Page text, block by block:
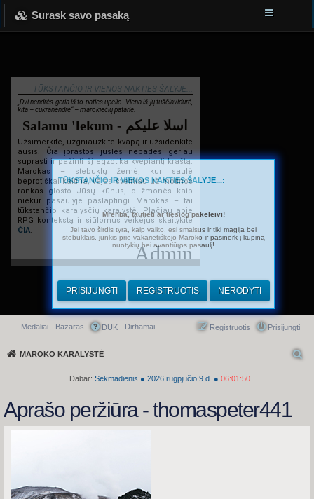
Surask savo pasaką
TŪKSTANČIO IR VIENOS NAKTIES ŠALYJE...
„Dvi nendrės geria iš to paties upelio. Viena iš jų tuščiavidurė,
kita – cukranendrė“ – marokiečių patarlė.
Salamu 'lekum - اسلا عليكم
Užsimerkite, užgniaužkite kvapą ir užsidenkite
ausis. Čia įprastos juslės nepadės geriau
suprasti ir pažinti šį egzotika kvepiantį kraštą.
Marokas – stebuklų žemė, kur saulė
beprotiškai kaitina, vėjas švelniau už motinos
rankas glosto Jūsų kūnus, o žmonės kaip
niekur pasaulyje paslaptingi. Marokas – tai
tūkstančio karalysčių karalystė. Plačiau apie
RPG kontekstą ir siūlomus veikėjus skaitykite
ČIA.
Admin
Greitasis meniu
Medaliai Bazaras DUK Dirhamai Prisijungti
Registruotis
MAROKO KARALYSTĖ
Dabar: Sekmadienis ● 2026 rugpjūčio 9 d. ● 06:01:50
TŪKSTANČIO IR VIENOS NAKTIES ŠALYJE...:
Mrehba, tautieti ar tiesiog pakeleivi!
Jei tavo širdis tyra, kaip vaiko, esi smalsus ir tiki magija bei
stebuklais, junkis prie vakarietiškojo Maroko ir pasinerk į kupiną
nuotykių bei avantiūros pasaulį!
PRISIJUNGTI REGISTRUOTIS NERODYTI
Aprašo peržiūra - thomaspeter441